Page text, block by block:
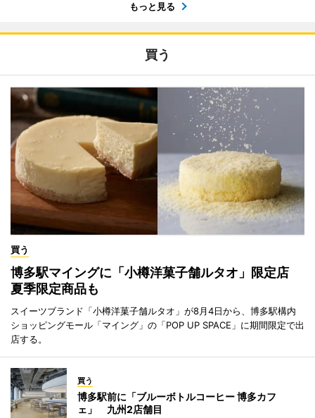
もっと見る
買う
買う
博多駅マイングに「小樽洋菓子舗ルタオ」限定店
夏季限定商品も
スイーツブランド「小樽洋菓子舗ルタオ」が8月4日から、博多駅構内
ショッピングモール「マイング」の「POP UP SPACE」に期間限定で出
店する。
買う
博多駅前に「ブルーボトルコーヒー 博多カフ
ェ」 九州2店舗目